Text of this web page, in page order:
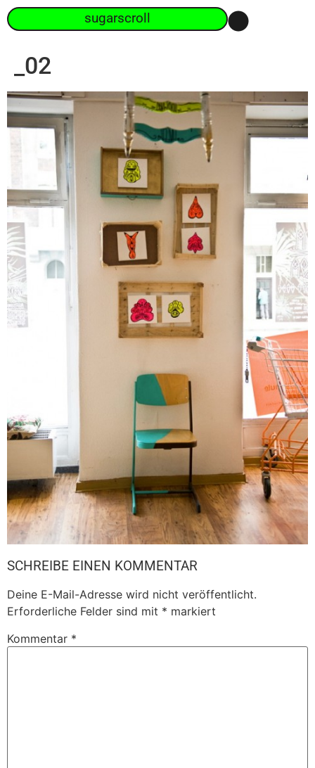
sugarscroll
_02
SCHREIBE EINEN KOMMENTAR
Deine E-Mail-Adresse wird nicht veröffentlicht.
Erforderliche Felder sind mit * markiert
Kommentar *